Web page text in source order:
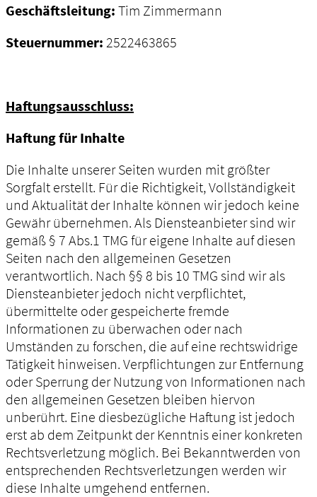
Geschäftsleitung: Tim Zimmermann
Steuernummer: 2522463865
Haftungsausschluss:
Haftung für Inhalte
Die Inhalte unserer Seiten wurden mit größter
Sorgfalt erstellt. Für die Richtigkeit, Vollständigkeit
und Aktualität der Inhalte können wir jedoch keine
Gewähr übernehmen. Als Diensteanbieter sind wir
gemäß § 7 Abs.1 TMG für eigene Inhalte auf diesen
Seiten nach den allgemeinen Gesetzen
verantwortlich. Nach §§ 8 bis 10 TMG sind wir als
Diensteanbieter jedoch nicht verpflichtet,
übermittelte oder gespeicherte fremde
Informationen zu überwachen oder nach
Umständen zu forschen, die auf eine rechtswidrige
Tätigkeit hinweisen. Verpflichtungen zur Entfernung
oder Sperrung der Nutzung von Informationen nach
den allgemeinen Gesetzen bleiben hiervon
unberührt. Eine diesbezügliche Haftung ist jedoch
erst ab dem Zeitpunkt der Kenntnis einer konkreten
Rechtsverletzung möglich. Bei Bekanntwerden von
entsprechenden Rechtsverletzungen werden wir
diese Inhalte umgehend entfernen.